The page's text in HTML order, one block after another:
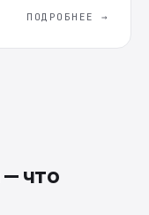
ПОДРОБНЕЕ →
что